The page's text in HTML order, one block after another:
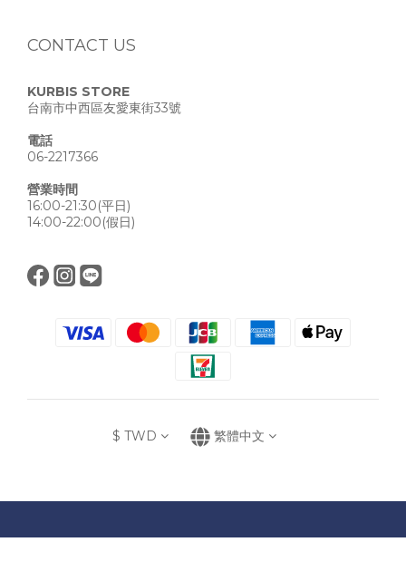
CONTACT US
KURBIS STORE
台南市中西區友愛東街33號
電話
06-2217366
營業時間
16:00-21:30(平日)
14:00-22:00(假日)
$ TWD 繁體中文